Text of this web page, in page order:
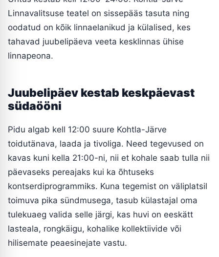
Linnavalitsuse teatel on sissepääs tasuta ning
oodatud on kõik linnaelanikud ja külalised, kes
tahavad juubelipäeva veeta kesklinnas ühise
linnapeona.
Juubelipäev kestab keskpäevast
südaööni
Pidu algab kell 12:00 suure Kohtla-Järve
toidutänava, laada ja tivoliga. Need tegevused on
kavas kuni kella 21:00-ni, nii et kohale saab tulla nii
päevaseks pereajaks kui ka õhtuseks
kontserdiprogrammiks. Kuna tegemist on väliplatsil
toimuva pika sündmusega, tasub külastajal oma
tulekuaeg valida selle järgi, kas huvi on eeskätt
lasteala, rongkäigu, kohalike kollektiivide või
hilisemate peaesinejate vastu.